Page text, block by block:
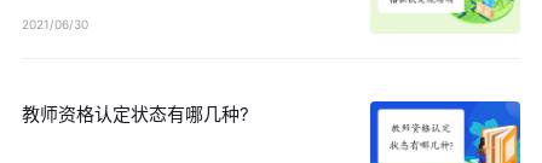
2021/06/30
教师资格认定状态有哪几种?